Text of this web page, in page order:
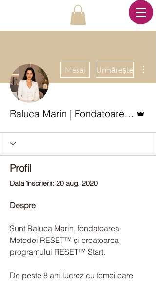
Mesaj Urmărește
Raluca Marin | Fondatoarea Metodei RESET™
Profil
Data înscrierii: 20 aug. 2020
Despre
Sunt Raluca Marin, fondatoarea
Metodei RESET™ și creatoarea
programului RESET™ Start.
De peste 8 ani lucrez cu femei care